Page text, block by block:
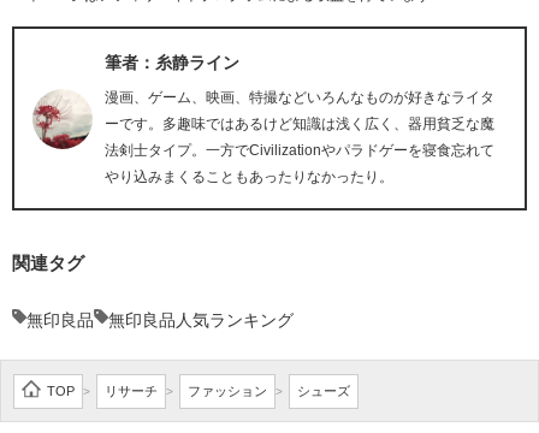
筆者：糸静ライン
漫画、ゲーム、映画、特撮などいろんなものが好きなライタ
ーです。多趣味ではあるけど知識は浅く広く、器用貧乏な魔
法剣士タイプ。一方でCivilizationやパラドゲーを寝食忘れて
やり込みまくることもあったりなかったり。
関連タグ
無印良品 無印良品人気ランキング
TOP > リサーチ > ファッション > シューズ